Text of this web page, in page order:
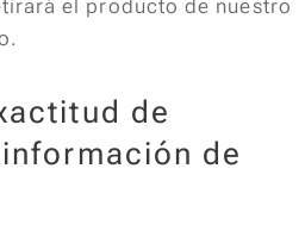
el producto de nuestro
de
de